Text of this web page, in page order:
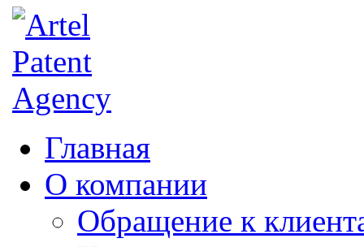
Главная
О компании
Обращение к